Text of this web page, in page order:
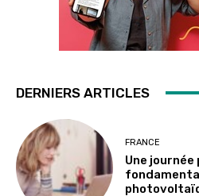
DERNIERS ARTICLES
FRANCE
Une